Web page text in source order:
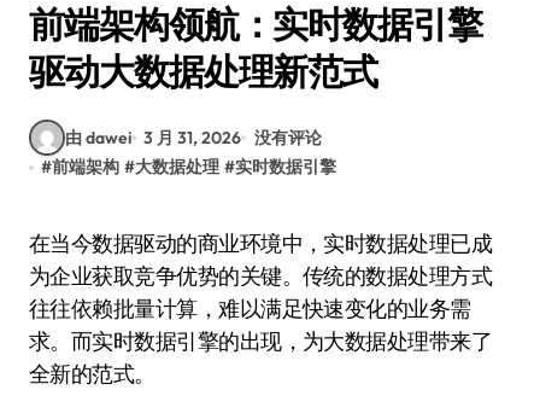
前端架构领航：实时数据引擎
驱动大数据处理新范式
由 dawei 3 月 31, 2026 没有评论
#前端架构 #大数据处理 #实时数据引擎
在当今数据驱动的商业环境中，实时数据处理已成
为企业获取竞争优势的关键。传统的数据处理方式
往往依赖批量计算，难以满足快速变化的业务需
求。而实时数据引擎的出现，为大数据处理带来了
全新的范式。